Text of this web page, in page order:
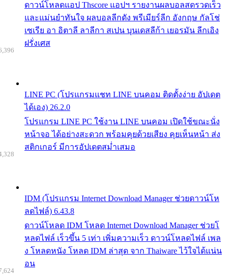
ดาวน์โหลดแอป Thscore แอปฯ รายงานผลบอลสดรวดเร็ว
และแม่นยำทันใจ ผลบอลลีกดัง พรีเมียร์ลีก อังกฤษ กัลโช่
เซเรีย อา อิตาลี ลาลีกา สเปน บุนเดสลีก้า เยอรมัน ลีกเอิง
ฝรั่งเศส
LINE PC (โปรแกรมแชท LINE บนคอม ติดตั้งง่าย อัปเดต
ได้เอง) 26.2.0
โปรแกรม LINE PC ใช้งาน LINE บนคอม เปิดใช้ขณะนั่ง
หน้าจอ ได้อย่างสะดวก พร้อมคุยด้วยเสียง คุยเห็นหน้า ส่ง
สติกเกอร์ มีการอัปเดตสม่ำเสมอ
IDM (โปรแกรม Internet Download Manager ช่วยดาวน์โห
ลดไฟล์) 6.43.8
ดาวน์โหลด IDM โหลด Internet Download Manager ช่วยโ
หลดไฟล์ เร็วขึ้น 5 เท่า เพิ่มความเร็ว ดาวน์โหลดไฟล์ เพล
ง โหลดหนัง โหลด IDM ล่าสุด จาก Thaiware ไว้ใจได้แน่น
อน